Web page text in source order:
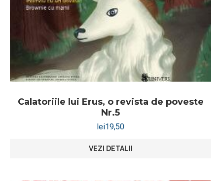
Calatoriile lui Erus, o revista de poveste
Nr.5
lei19,50
VEZI DETALII